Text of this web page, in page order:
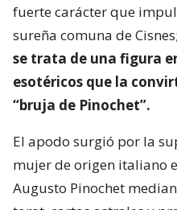
fuerte carácter que
sureña comuna de
se trata de una figura
esotéricos que la
“bruja de Pinochet”.
El apodo surgió por la
mujer de origen italiano
Augusto Pinochet